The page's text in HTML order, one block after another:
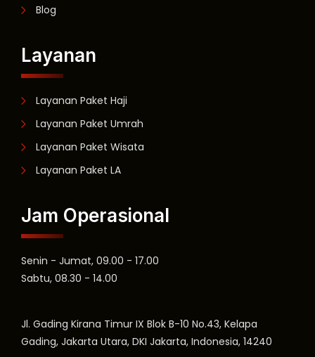
Blog
Layanan
Layanan Paket Haji
Layanan Paket Umrah
Layanan Paket Wisata
Layanan Paket LA
Jam Operasional
Senin - Jumat, 09.00 - 17.00
Sabtu, 08.30 - 14.00
Jl. Gading Kirana Timur IX Blok B-10 No.43, Kelapa
Gading, Jakarta Utara, DKI Jakarta, Indonesia, 14240